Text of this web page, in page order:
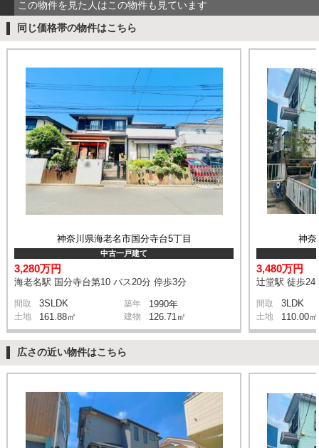
この物件を見た人はこの物件も見ています
同じ価格帯の物件はこちら
神奈川県海老名市国分寺台5丁目
中古一戸建て
3,280万円
海老名駅 国分寺台第10 バス20分 停歩3分
間取 3SLDK 築年 1990年
土地 161.88㎡ 建物 126.71㎡
神奈
3,480万円
辻堂駅 徒歩24
間取 3LDK
土地 110.00㎡
広さの近い物件はこちら